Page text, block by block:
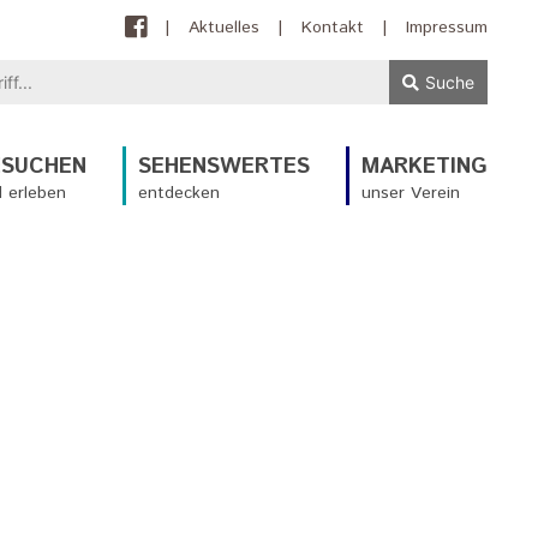
| Aktuelles | Kontakt | Impressum
Suche
erleben
SEHENSWERTES
entdecken
MARKETING
unser Verein